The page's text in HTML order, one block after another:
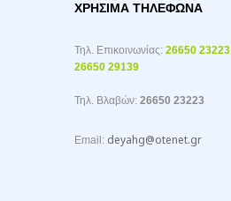
ΧΡΉΣΙΜΑ ΤΗΛΈΦΩΝΑ
Τηλ. Επικοινωνίας: 26650 23223
26650 29139
Τηλ. Βλαβών: 26650 23223
Email: deyahg@otenet.gr